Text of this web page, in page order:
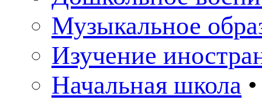
Музыкальное
Изучение
Начальная школа •